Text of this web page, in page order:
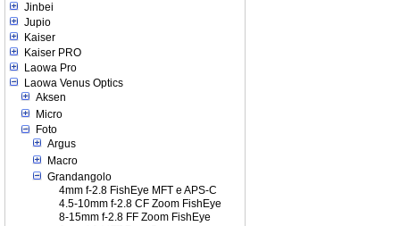
Jinbei
Jupio
Kaiser
Kaiser PRO
Laowa Pro
Laowa Venus Optics
Aksen
Micro
Foto
Argus
Macro
Grandangolo
4mm f-2.8 FishEye MFT e APS-C
4.5-10mm f-2.8 CF Zoom FishEye
8-15mm f-2.8 FF Zoom FishEye